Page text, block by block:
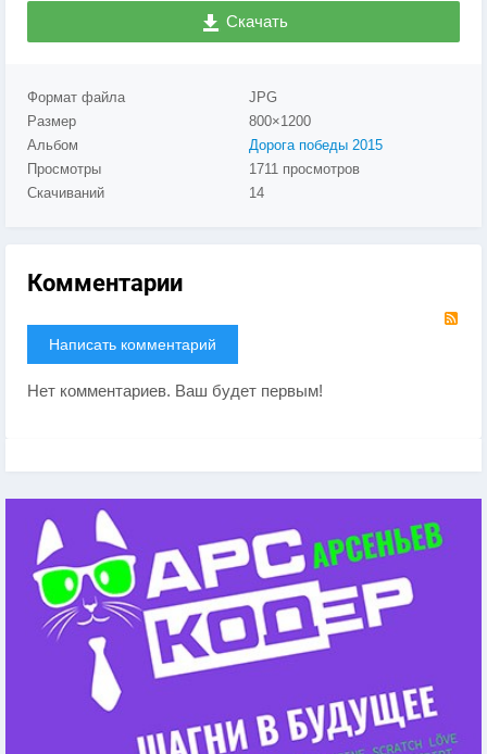
Скачать
Формат файла
JPG
Размер
800×1200
Альбом
Дорога победы 2015
Просмотры
1711 просмотров
Скачиваний
14
Комментарии
Написать комментарий
Нет комментариев. Ваш будет первым!